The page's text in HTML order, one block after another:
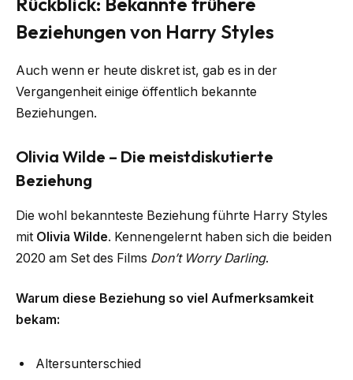
Beziehungen von Harry Styles
Auch wenn er heute diskret ist, gab es in der
Vergangenheit einige öffentlich bekannte
Beziehungen.
Olivia Wilde – Die meistdiskutierte
Beziehung
Die wohl bekannteste Beziehung führte Harry Styles
mit Olivia Wilde. Kennengelernt haben sich die beiden
2020 am Set des Films Don’t Worry Darling.
Warum diese Beziehung so viel Aufmerksamkeit
bekam:
Altersunterschied